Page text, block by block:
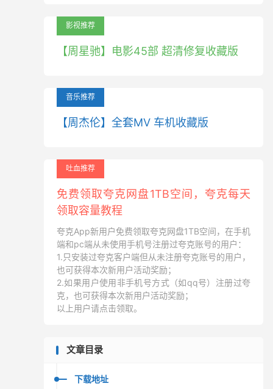
影视推荐
【周星驰】电影45部 超清修复收藏版
音乐推荐
【周杰伦】全套MV 车机收藏版
吐血推荐
免费领取夸克网盘1TB空间，夸克每天
领取容量教程
夸克App新用户免费领取夸克网盘1TB空间，在手机
端和pc端从未使用手机号注册过夸克账号的用户：
1.只安装过夸克客户端但从未注册夸克账号的用户，
也可获得本次新用户活动奖励；
2.如果用户使用非手机号方式（如qq号）注册过夸
克，也可获得本次新用户活动奖励；
以上用户请点击领取。
文章目录
下载地址